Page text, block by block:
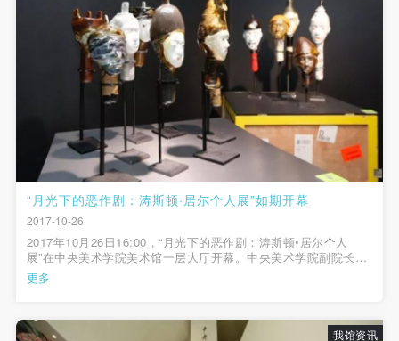
“月光下的恶作剧：涛斯顿·居尔个人展”如期开幕
2017-10-26
2017年10月26日16:00，“月光下的恶作剧：涛斯顿•居尔个人
展”在中央美术学院美术馆一层大厅开幕。中央美术学院副院长苏
新平教授，瑞典驻华大使馆大使林黛安女士，艺术家涛斯顿•居尔
先生（Torsten Jurell）以及中央美术学院美术馆馆长张子康先生
更多
我馆资讯
中央美术学院美术馆活动安全免责协议书
本次活动公平公正、自愿参加与退出、风险与责任自
负的原则。但活动有风险，参加者应有必要的风险意
第二条
参加本次活动者必须遵守中华人民共和国的相关法
律、法规，必须遵循道德和社会公德规范，并应该具
备以人为本、团结友爱、互相帮助和助人为乐的良好
品质。
第三条
参加本次活动人员应该是成年人（具有完全民事行为
同下参观。
中央美术学院美术馆活动安全免责协议书
本次活动公平公正、自愿参加与退出、风险与责任自
负的原则。但活动有风险，参加者应有必要的风险意
第二条
参加本次活动者必须遵守中华人民共和国的相关法
律、法规，必须遵循道德和社会公德规范，并应该具
备以人为本、团结友爱、互相帮助和助人为乐的良好
品质。
第三条
参加本次活动人员应该是成年人（具有完全民事行为
同下参观。
中央美术学院美术馆活动安全免责协议书
本次活动公平公正、自愿参加与退出、风险与责任自
负的原则。但活动有风险，参加者应有必要的风险意
第二条
参加本次活动者必须遵守中华人民共和国的相关法
律、法规，必须遵循道德和社会公德规范，并应该具
备以人为本、团结友爱、互相帮助和助人为乐的良好
品质。
第三条
参加本次活动人员应该是成年人（具有完全民事行为
同下参观。